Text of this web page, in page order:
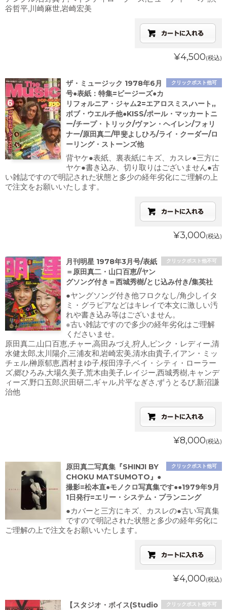
谷哲平,川崎麻世,岩崎宏美
¥4,500(税込)
クリックポスト他可
ザ・ミュージック 1978年6月
号●表紙：特集=ビージーズ●カ
リフォルニア・ジャム2=エアロスミス,ハート,,
ボブ・ウエルチ他●KISS/ポール・マッカートニ
ー/チープ・トリック/ヴァン・ヘイレン/フォリ
ナー/原田真二/甲斐よしひろ/ライ・クーダー/ロ
ーリング・ストーンズ他
背ヤケ●表紙、裏表紙にキズ、カスレ●三方に
ヤケ●書き込み、切り取りはございません●古
い雑誌ですので明記された状態と多少の経年劣化にご理解の上
で注文をお願いいたします。
¥3,000(税込)
クリックポスト他不可
月刊明星 1978年3月号/表紙
＝原田真二・山口百恵//ヤン
グソング付き＝西城秀樹/とじ込み付き/集英社
●ヤングソング付き他フロクなし/角少しイタ
ミ・グラビアなどはキレイで本文に激しい汚
れや書き込み等はございません。
※古い雑誌ですので多少の経年劣化はご理解
くださいませ。
原田真二,山口百恵,チャー,高田みづえ,狩人,ピンク・レディー,清
水健太郎,太川陽介,三浦友和,岩崎宏美,清水由貴子,イアン・ミッ
チェル,榊原郁恵,西村まゆ子,桜田淳子,ベイ・シティ・ローラー
ズ,郷ひろみ,大場久美子,荒木由美子,レイジー,西城秀樹,キャンデ
ィーズ,野口五郎,沢田研二,ギャル,片平なぎさ,ずうとるび,新沼謙
治他
¥8,000(税込)
クリックポスト他可
原田真二写真集『SHINJI BY
CHOKU MATSUMOTO』●
撮影=松本直●モノクロ写真集です●●1979年9月
1日発行=エリー・システム・プランニング
●カバーと三方にキズ、カスレの●古い写真集
ですので明記された状態と多少の経年劣化に
ご理解の上で注文をお願いいたします。
¥4,000(税込)
クリックポスト他不可
【スタジオ・ボイス(Studio